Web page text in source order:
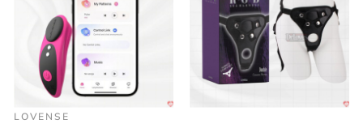
LOVENSE